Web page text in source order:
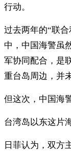
行动。
过去两年的“联
中，中国海警虽
军协同配合，是
重台岛周边，并
但这次，中国海
台湾岛以东这片
日菲认为，双方